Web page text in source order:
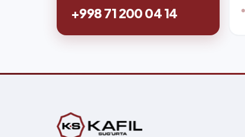
+998 71 200 04 14